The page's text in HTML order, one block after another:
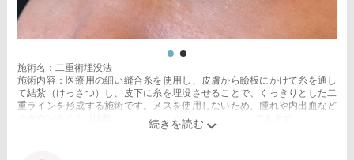
施術名：二重術埋没法
施術内容：医療用の細い縫合糸を使用し、皮膚から瞼板にかけて糸を通し
て結紮（けっさつ）し、皮下に糸を埋没させることで、くっきりとした二
重ラインを形成する施術です。メスを使用しないため、腫れや内出血など
のダウンタイムは比較的少なく、自然な仕上がりが期待できます。